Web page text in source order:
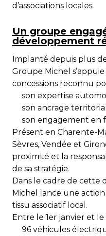
d’associations locales.
Un groupe
développement
Implanté depuis plus
Groupe Michel
concessions reconnu
son expertise
son ancrage
son engagement en
Présent en Charente-
Sèvres, Vendée et
proximité et la
de sa stratégie.
Dans le cadre de cette
Michel lance une
tissu associatif local.
Entre le 1er janvier et le
96 véhicules